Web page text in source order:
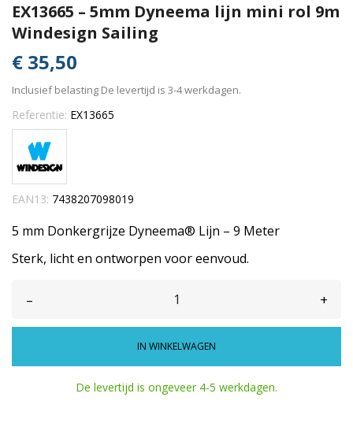
EX13665 – 5mm Dyneema lijn mini rol 9m
Windesign Sailing
€ 35,50
Inclusief belasting De levertijd is 3-4 werkdagen.
Referentie: EX13665
EAN13: 7438207098019
5 mm Donkergrijze Dyneema® Lijn – 9 Meter
Sterk, licht en ontworpen voor eenvoud.
– +
IN WINKELWAGEN
De levertijd is ongeveer 4-5 werkdagen.